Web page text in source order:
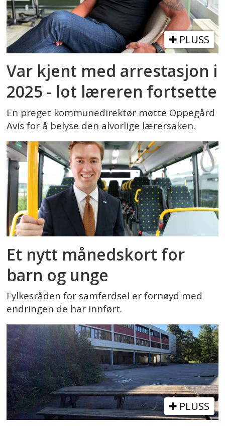
PLUSS
Var kjent med arrestasjon i
2025 - lot læreren fortsette
En preget kommunedirektør møtte Oppegård
Avis for å belyse den alvorlige lærersaken.
Et nytt månedskort for
barn og unge
Fylkesråden for samferdsel er fornøyd med
endringen de har innført.
PLUSS